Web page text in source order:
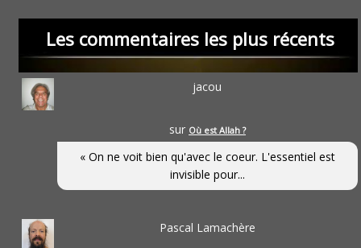
Les commentaires les plus récents
jacou
sur Où est Allah ?
« On ne voit bien qu'avec le coeur. L'essentiel est
invisible pour...
Pascal Lamachère